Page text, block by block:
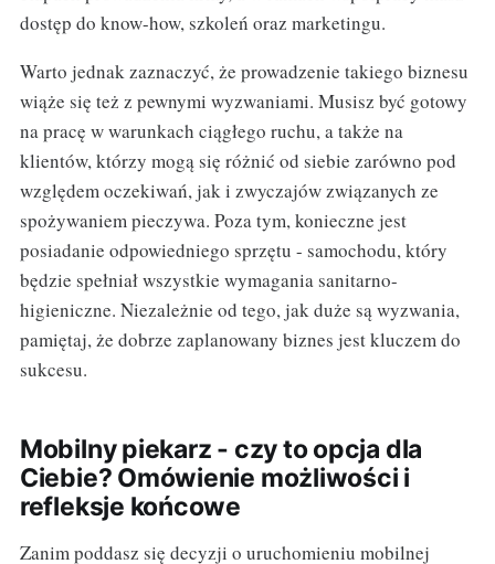
dostęp do know-how, szkoleń oraz marketingu.
Warto jednak zaznaczyć, że prowadzenie takiego biznesu
wiąże się też z pewnymi wyzwaniami. Musisz być gotowy
na pracę w warunkach ciągłego ruchu, a także na
klientów, którzy mogą się różnić od siebie zarówno pod
względem oczekiwań, jak i zwyczajów związanych ze
spożywaniem pieczywa. Poza tym, konieczne jest
posiadanie odpowiedniego sprzętu - samochodu, który
będzie spełniał wszystkie wymagania sanitarno-
higieniczne. Niezależnie od tego, jak duże są wyzwania,
pamiętaj, że dobrze zaplanowany biznes jest kluczem do
sukcesu.
Mobilny piekarz - czy to opcja dla
Ciebie? Omówienie możliwości i
refleksje końcowe
Zanim poddasz się decyzji o uruchomieniu mobilnej